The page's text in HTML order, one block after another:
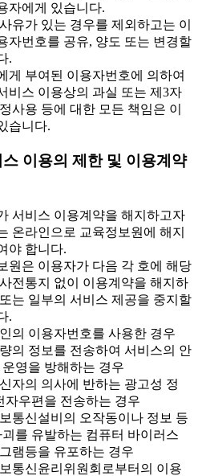
자에게 있습니다.
유가 있는 경우를 제외하고는 이
자번호를 공유, 양도 또는 변경할
.
게 부여된 이용자번호에 의하여
비스 이용상의 과실 또는 제3자
사용 등에 대한 모든 책임은 이
습니다.
이용의 제한 및 이용계약
서비스 이용계약을 해지하고자
온라인으로 교육정보원에 해지
야 합니다.
원은 이용자가 다음 각 호에 해당
전통지 없이 이용계약을 해지하
는 일부의 서비스 제공을 중지할
.
의 이용자번호를 사용한 경우
의 정보를 전송하여 서비스의 안
운영을 방해하는 경우
자의 의사에 반하는 광고성 정
자우편을 전송하는 경우
통신설비의 오작동이나 정보 등
괴를 유발하는 컴퓨터 바이러스
램등을 유포하는 경우
통신윤리위원회로부터의 이용